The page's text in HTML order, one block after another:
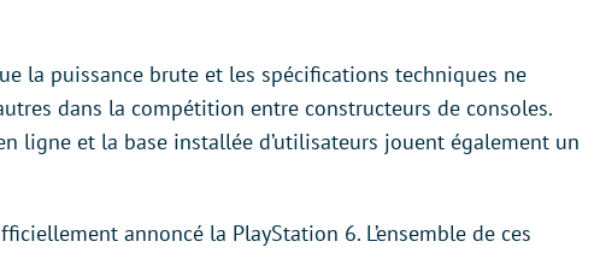
la puissance brute et les spécifications techniques ne
dans la compétition entre constructeurs de consoles.
ligne et la base installée d’utilisateurs jouent également un
annoncé la PlayStation 6. L’ensemble de ces